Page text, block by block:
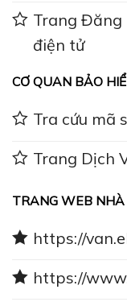
Trang Đăng
điện tử
CƠ QUAN BẢO
Tra cứu mã
Trang Dịch
TRANG WEB
https://
https://